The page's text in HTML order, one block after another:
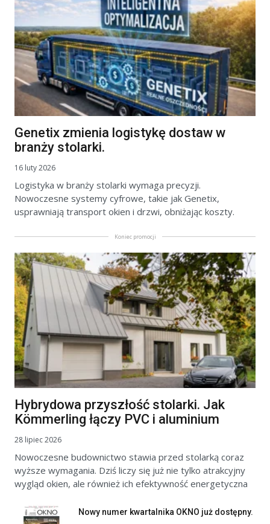
Genetix zmienia logistykę dostaw w
branży stolarki.
16 luty 2026
Logistyka w branży stolarki wymaga precyzji.
Nowoczesne systemy cyfrowe, takie jak Genetix,
usprawniają transport okien i drzwi, obniżając koszty.
Koniec promocji
Hybrydowa przyszłość stolarki. Jak
Kömmerling łączy PVC i aluminium
28 lipiec 2026
Nowoczesne budownictwo stawia przed stolarką coraz
wyższe wymagania. Dziś liczy się już nie tylko atrakcyjny
wygląd okien, ale również ich efektywność energetyczna
Nowy numer kwartalnika OKNO już dostępny.